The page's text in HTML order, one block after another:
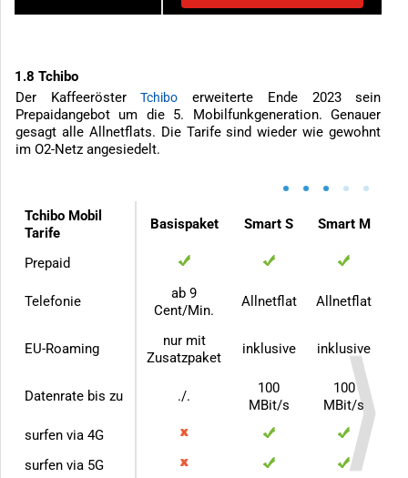
1.8 Tchibo
Der KaffeerösterTchibo erweiterte Ende 2023 sein
Prepaidangebot um die 5. Mobilfunkgeneration. Genauer
gesagt alle Allnetflats. Die Tarife sind wieder wie gewohnt
im O2-Netz angesiedelt.
• • • • •
Tchibo Mobil
Tarife
Basispaket Smart S Smart M
Prepaid
Telefonie
ab 9
Cent/Min.
Allnetflat Allnetflat
EU-Roaming
nur mit
Zusatzpaket
inklusive inklusive
Datenrate bis zu ./.
100
MBit/s
100
MBit/s
surfen via 4G
surfen via 5G